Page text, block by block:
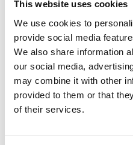
This website uses cookies
We use cookies to
provide social media
We also share information
our social media,
may combine it with other
provided to them or that
of their services.
Un gyrophare
Ce produit bénéficie
complètement étanche,
supporte les inversions
même lorsque le moteur
efficacité en situation
courroie, aucun moteur ou